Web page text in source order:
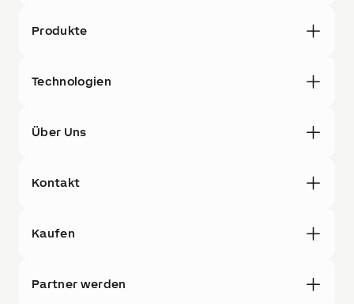
Produkte
Technologien
Über Uns
Kontakt
Kaufen
Partner werden